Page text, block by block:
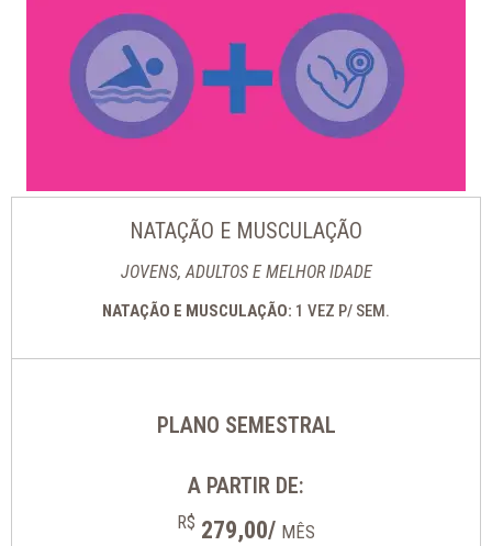
NATAÇÃO E MUSCULAÇÃO
JOVENS, ADULTOS E MELHOR IDADE
NATAÇÃO E MUSCULAÇÃO: 1 VEZ P/ SEM.
PLANO SEMESTRAL
A PARTIR DE:
R$ 279,00/ MÊS